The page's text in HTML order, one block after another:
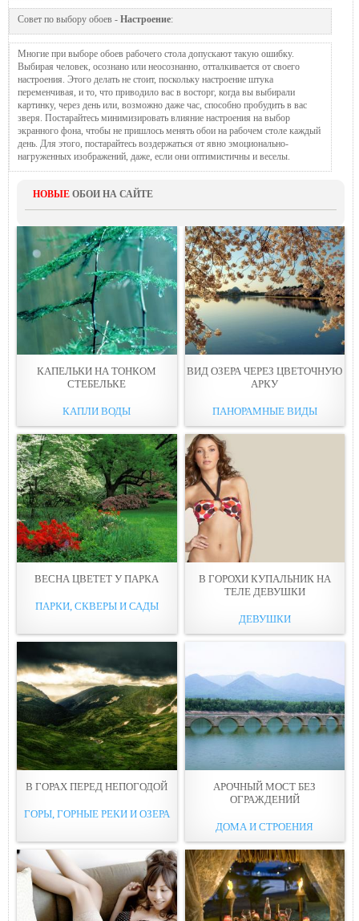
Совет по выбору обоев - Настроение:
Многие при выборе обоев рабочего стола допускают такую ошибку.
Выбирая человек, осознано или неосознанно, отталкивается от своего
настроения. Этого делать не стоит, поскольку настроение штука
переменчивая, и то, что приводило вас в восторг, когда вы выбирали
картинку, через день или, возможно даже час, способно пробудить в вас
зверя. Постарайтесь минимизировать влияние настроения на выбор
экранного фона, чтобы не пришлось менять обои на рабочем столе каждый
день. Для этого, постарайтесь воздержаться от явно эмоционально-
нагруженных изображений, даже, если они оптимистичны и веселы.
НОВЫЕ ОБОИ НА САЙТЕ
КАПЕЛЬКИ НА ТОНКОМ
СТЕБЕЛЬКЕ
КАПЛИ ВОДЫ
ВИД ОЗЕРА ЧЕРЕЗ ЦВЕТОЧНУЮ
АРКУ
ПАНОРАМНЫЕ ВИДЫ
ВЕСНА ЦВЕТЕТ У ПАРКА
ПАРКИ, СКВЕРЫ И САДЫ
В ГОРОХИ КУПАЛЬНИК НА
ТЕЛЕ ДЕВУШКИ
ДЕВУШКИ
В ГОРАХ ПЕРЕД НЕПОГОДОЙ
ГОРЫ, ГОРНЫЕ РЕКИ И ОЗЕРА
АРОЧНЫЙ МОСТ БЕЗ
ОГРАЖДЕНИЙ
ДОМА И СТРОЕНИЯ